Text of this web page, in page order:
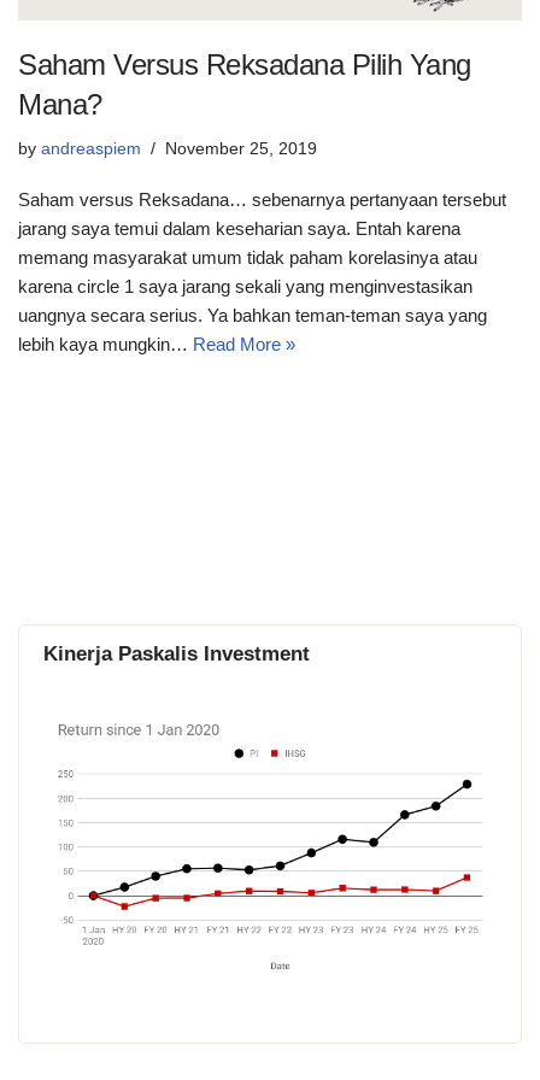
Saham Versus Reksadana Pilih Yang
Mana?
by andreaspiem November 25, 2019
Saham versus Reksadana… sebenarnya pertanyaan tersebut
jarang saya temui dalam keseharian saya. Entah karena
memang masyarakat umum tidak paham korelasinya atau
karena circle 1 saya jarang sekali yang menginvestasikan
uangnya secara serius. Ya bahkan teman-teman saya yang
lebih kaya mungkin… Read More »
Kinerja Paskalis Investment